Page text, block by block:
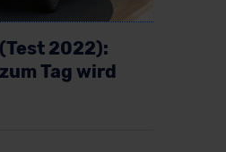
2022):
Tag wird